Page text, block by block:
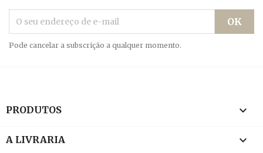
Pode cancelar a subscrição a qualquer momento.
PRODUTOS 
A LIVRARIA 